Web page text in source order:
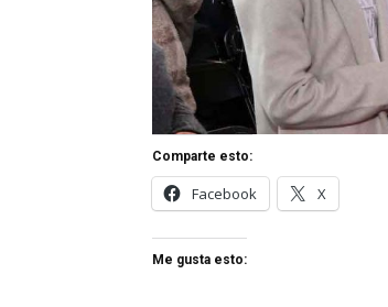
Comparte esto:
Facebook X
Me gusta esto: